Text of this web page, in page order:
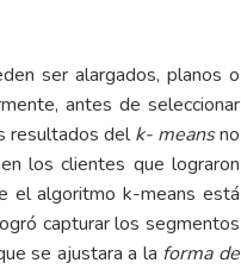
ser alargados, planos o
antes de seleccionar
resultados delk- meansno
los clientes que lograron
el algoritmo k-means está
capturar los segmentos
se ajustara a la forma de